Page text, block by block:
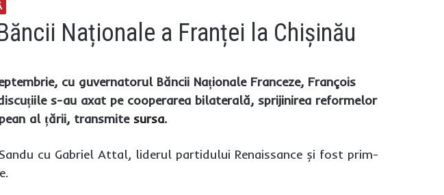
Naționale a Franței la Chișinău
cu guvernatorul Băncii Naționale Franceze, François
s-au axat pe cooperarea bilaterală, sprijinirea reformelor
al țării, transmite sursa.
cu Gabriel Attal, liderul partidului Renaissance și fost prim-